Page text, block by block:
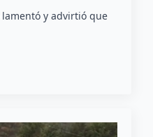
y advirtió que